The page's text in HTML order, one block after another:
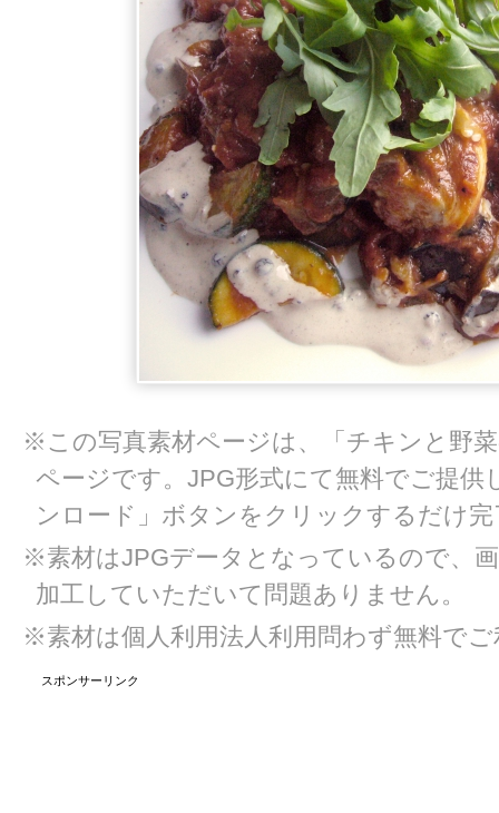
※この写真素材ページは、「チキンと野
ページです。JPG形式にて無料でご提供
ンロード」ボタンをクリックするだけ
※素材はJPGデータとなっているので、
加工していただいて問題ありません。
※素材は個人利用法人利用問わず無料で
スポンサーリンク